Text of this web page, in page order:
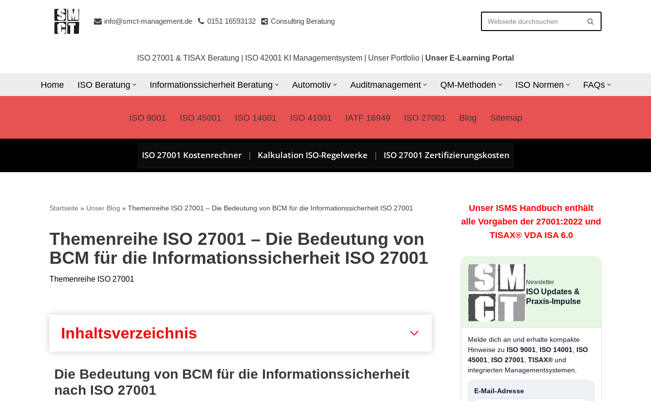
info@smct-management.de 0151 16593132 Consulting Beratung
ISO 27001 & TISAX Beratung ISO 42001 KI Managementsystem Unser Portfolio Unser E-Learning Portal
Home ISO Beratung Informationssicherheit Beratung Automotiv Auditmanagement QM-Methoden ISO Normen FAQs
ISO 9001 ISO 45001 ISO 14001 ISO 41001 IATF 16949 ISO 27001 Blog Sitemap
ISO 27001 Kostenrechner | Kalkulation ISO-Regelwerke | ISO 27001 Zertifizierungskosten
Startseite » Unser Blog » Themenreihe ISO 27001 – Die Bedeutung von BCM für die Informationssicherheit ISO 27001
Themenreihe ISO 27001 – Die Bedeutung von
BCM für die Informationssicherheit ISO 27001
Themenreihe ISO 27001
Inhaltsverzeichnis
Die Bedeutung von BCM für die Informationssicherheit
nach ISO 27001
Unser ISMS Handbuch enthält
alle Vorgaben der 27001:2022 und
TISAX® VDA ISA 6.0
Newsletter
ISO Updates &
Praxis-Impulse
Melde dich an und erhalte kompakte
Hinweise zu ISO 9001 ISO 14001 ISO
45001 ISO 27001 TISAX® und
integrierten Managementsystemen.
E-Mail-Adresse